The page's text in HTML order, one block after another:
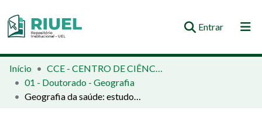
Entrar(current)
Orientações e Normas
Comunidades e Coleções
Início
CCE - CENTRO DE CIÊNCIAS EXATAS
01 - Doutorado - Geografia
Geografia da saúde: estudo sobre o fluoreto em águas de abastecimento público e as implicações na saúde coletiva na regional de Londrina (PR)